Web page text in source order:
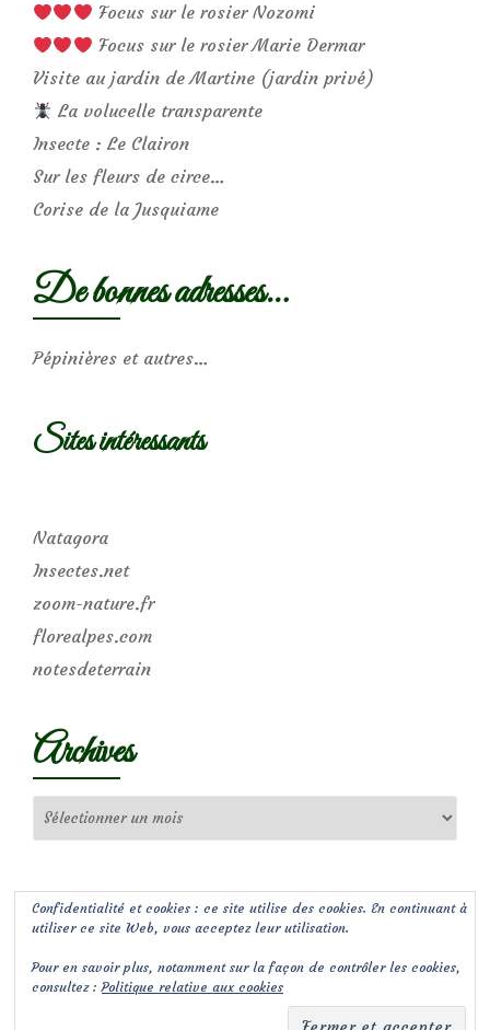
Focus sur le rosier Nozomi
Focus sur le rosier Marie Dermar
Visite au jardin de Martine (jardin privé)
La volucelle transparente
Insecte : Le Clairon
Sur les fleurs de circe…
Corise de la Jusquiame
De bonnes adresses…
Pépinières et autres…
Sites intéressants
Natagora
Insectes.net
zoom-nature.fr
florealpes.com
notesdeterrain
Archives
Confidentialité et cookies : ce site utilise des cookies. En continuant à
utiliser ce site Web, vous acceptez leur utilisation.
Pour en savoir plus, notamment sur la façon de contrôler les cookies,
consultez :Politique relative aux cookies